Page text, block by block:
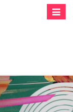
Toggle